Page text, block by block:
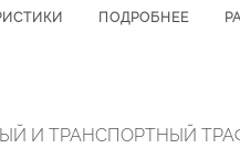
ПОДРОБНЕЕ
И ТРАНСПОРТНЫЙ